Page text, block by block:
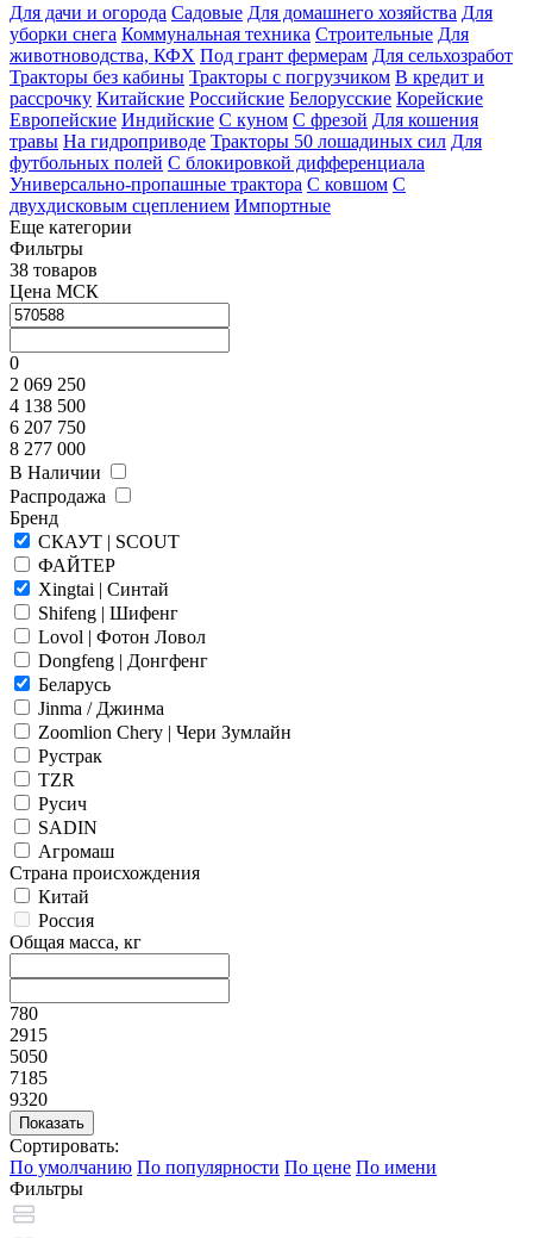
Для дачи и огорода Садовые Для домашнего хозяйства Для
уборки снега Коммунальная техника Строительные Для
животноводства, КФХ Под грант фермерам Для сельхозработ
Тракторы без кабины Тракторы с погрузчиком В кредит и
рассрочку Китайские Российские Белорусские Корейские
Европейские Индийские С куном С фрезой Для кошения
травы На гидроприводе Тракторы 50 лошадиных сил Для
футбольных полей С блокировкой дифференциала
Универсально-пропашные трактора С ковшом С
двухдисковым сцеплением Импортные
Еще категории
Фильтры
38 товаров
Цена МСК
0
2 069 250
4 138 500
6 207 750
8 277 000
В Наличии
Распродажа
Бренд
СКАУТ | SCOUT
ФАЙТЕР
Xingtai | Синтай
Shifeng | Шифенг
Lovol | Фотон Ловол
Dongfeng | Донгфенг
Беларусь
Jinma / Джинма
Zoomlion Chery | Чери Зумлайн
Рустрак
TZR
Русич
SADIN
Агромаш
Страна происхождения
Китай
Россия
Общая масса, кг
780
2915
5050
7185
9320
Сортировать:
По умолчанию По популярности По цене По имени
Фильтры